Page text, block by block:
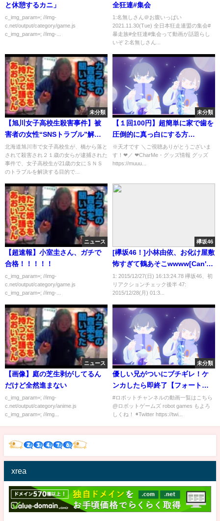
と休憩するカニ」
c_img_param=; //img-
c.net/output/category/game.js
c_img_param=; //img-...
全狂連#集会
1:名無しさん＠お腹いっぱい
2021.11.30(Tue) 全日本狂走連盟の集会#
暴走族#全狂連#集会って動画が話題らし
いぞ 2:名無しさん...
未分類
【旭川女子高校生殺害事件】被
害者の女性“SNSトラブル”解決
目的で電子マネー10万円分を送
ると内田梨瑚容疑者に伝える…
その後、車に監禁される
北海道旭川市で女子高校生が、橋から落と
されて殺害され２１歳の女らが逮捕された
事件で、女子高校生が21歳の女にＳＮＳ
のトラブルを解決する目的で...
未分類
【１回100円】超簡単に家で歯を
圧倒的に真っ白にする方
法！！！！私のセルフホワイト
ニングを紹介したよ！【３Dクレ
スト】
※天才です ＼ご視聴ありがとうございま
す！❤︎／ ❤︎CharMe・グッズ情報 グッズ
https://muuu...
ニュース
【超速報】小室圭さん、ガチで
合格！！！！！
c_img_param=; //img-
c.net/output/category/game.js
c_img_param=; //img-...
欅坂46
[欅坂46！]小林由依、お化け屋敷
怖すぎて鶴あそこwwww[Can't
you write Keyaki? ]12/28 #13
1: 2015/12/27(日) 16:13:24.78 欅坂46、初
リアクションチェック後半 47:
2015/12/28(月) 01:3...
ニュース
【画像】庭の芝生剥がしてるん
だけど全然進まない
c_img_param=; //img-
c.net/output/category/anime.js
c_img_param=; //img...
未分類
優しい兄がついにブチギレ！ケ
ンカしたら即終了【フォートナ
イト】 家族Vlog
#ロボットチャンネルの動画一覧はこちら
@ロボットゲームズ robot games もよろ
しくね！ ◉Twitter https://twi...
xrea